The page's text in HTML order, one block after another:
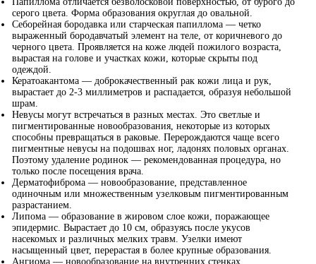
серого цвета. Форма образования округлая до овальной.
Себорейная бородавка или старческая папиллома — четко
выраженный бородавчатый элемент на теле, от коричневого до
черного цвета. Проявляется на коже людей пожилого возраста,
вырастая на голове и участках кожи, которые скрыты под
одеждой.
Кератоакантома — доброкачественный рак кожи лица и рук,
вырастает до 2-3 миллиметров и распадается, образуя небольшой
шрам.
Невусы могут встречаться в разных местах. Это светлые и
пигментированные новообразования, некоторые из которых
способны превращаться в раковые. Перерождаются чаще всего
пигментные невусы на подошвах ног, ладонях половых органах.
Поэтому удаление родинок — рекомендованная процедура, но
только после посещения врача.
Дерматофиброма — новообразование, представленное
одиночным или множественным узелковым пигментированным
разрастанием.
Липома — образование в жировом слое кожи, поражающее
эпидермис. Вырастает до 10 см, образуясь после укусов
насекомых и различных мелких травм. Узелки имеют
насыщенный цвет, перерастая в более крупные образования.
Ангиома — новообразование на внутренних стенках